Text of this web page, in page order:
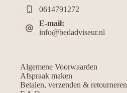
0614791272
E-mail:
info@bedadviseur.nl
Algemene Voorwaarden
Afspraak maken
Betalen, verzenden & retourneren